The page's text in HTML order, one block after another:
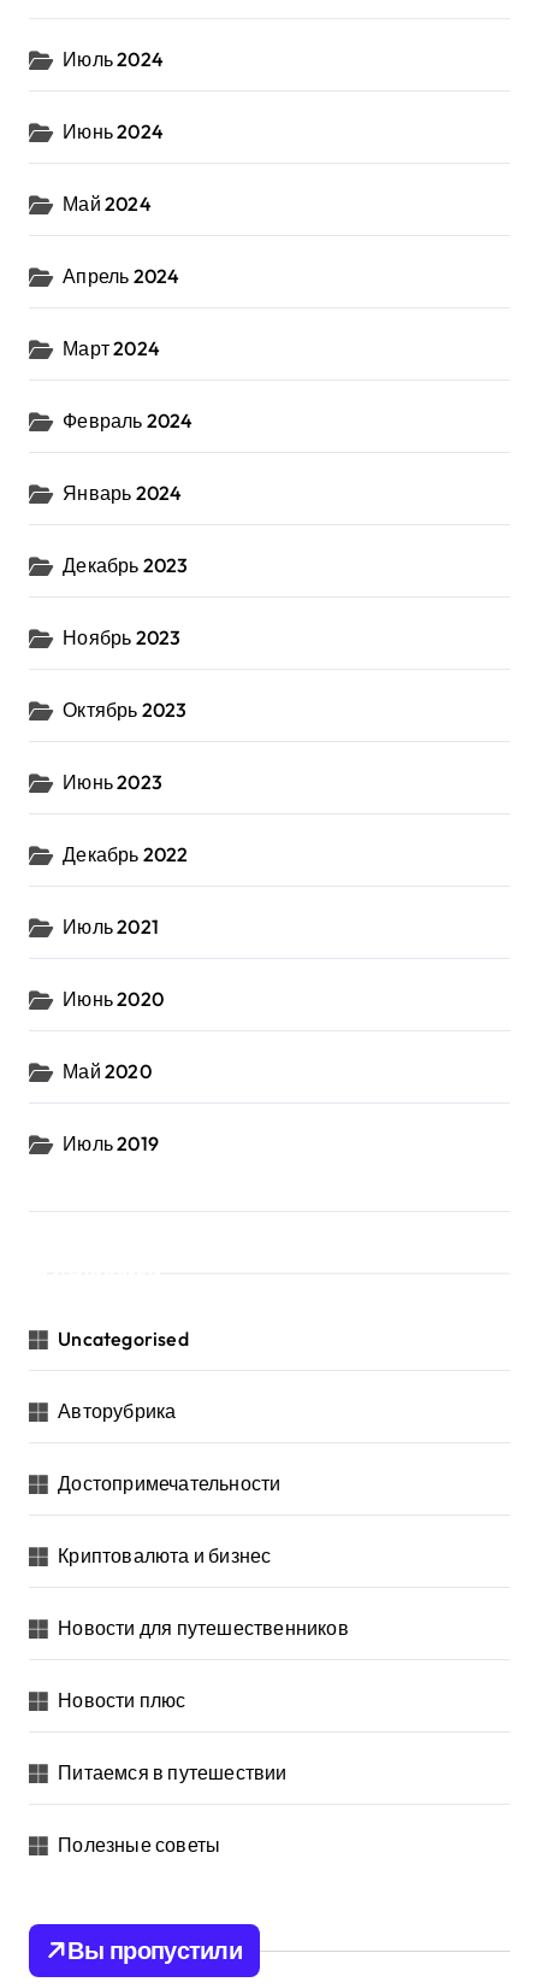
Июль 2024
Июнь 2024
Май 2024
Апрель 2024
Март 2024
Февраль 2024
Январь 2024
Декабрь 2023
Ноябрь 2023
Октябрь 2023
Июнь 2023
Декабрь 2022
Июль 2021
Июнь 2020
Май 2020
Июль 2019
Uncategorised
Авторубрика
Достопримечательности
Криптовалюта и бизнес
Новости для путешественников
Новости плюс
Питаемся в путешествии
Полезные советы
Вы пропустили